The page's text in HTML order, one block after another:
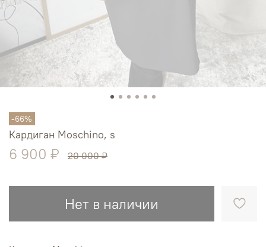
-66%
Кардиган Moschino, s
6 900 ₽ 20 000 ₽
Нет в наличии